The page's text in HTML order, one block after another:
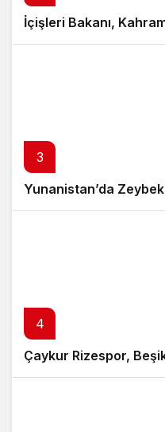
İçişleri Bakanı,
3
Yunanistan’da
4
Çaykur Rizespor,